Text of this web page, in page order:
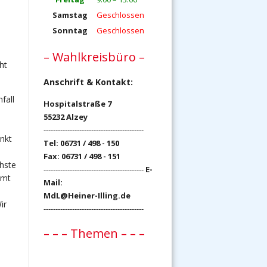
Samstag
Geschlossen
Sonntag
Geschlossen
– Wahlkreisbüro –
Anschrift & Kontakt:
Hospitalstraße 7
55232 Alzey
------------------------------------------
Tel: 06731 / 498 - 150
Fax: 06731 / 498 - 151
------------------------------------------ E-
Mail:
MdL@Heiner-Illing.de
------------------------------------------
– – – Themen – – –